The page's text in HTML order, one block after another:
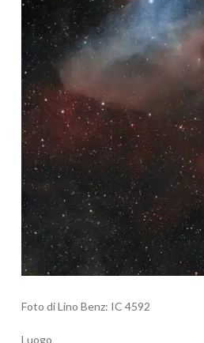
Foto di Lino Benz: IC 4592
Luogo